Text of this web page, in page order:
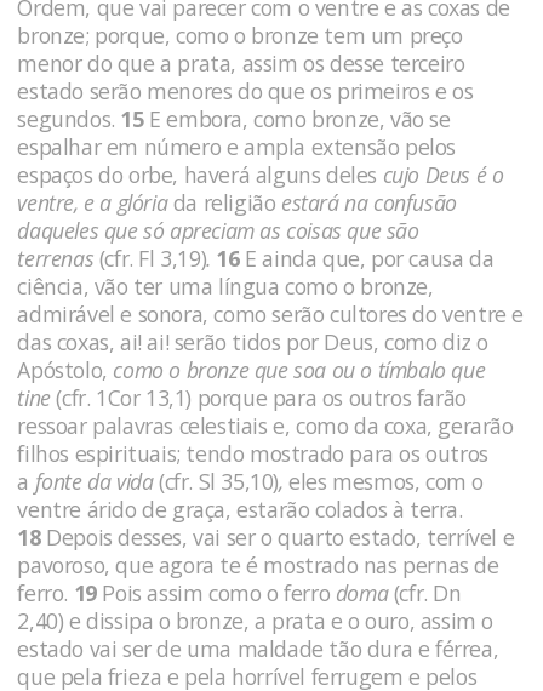
Ordem, que vai parecer com o ventre e as coxas de
bronze; porque, como o bronze tem um preço
menor do que a prata, assim os desse terceiro
estado serão menores do que os primeiros e os
segundos. 15E embora, como bronze, vão se
espalhar em número e ampla extensão pelos
espaços do orbe, haverá alguns deles cujo Deus é o
ventre, e a glóriada religião estará na confusão
daqueles que só apreciam as coisas que são
terrenas (cfr. Fl 3,19). 16E ainda que, por causa da
ciência, vão ter uma língua como o bronze,
admirável e sonora, como serão cultores do ventre e
das coxas, ai! ai! serão tidos por Deus, como diz o
Apóstolo, como o bronze que soa ou o tímbalo que
tine(cfr. 1Cor 13,1) porque para os outros farão
ressoar palavras celestiais e, como da coxa, gerarão
filhos espirituais; tendo mostrado para os outros
a fonte da vida(cfr. Sl 35,10),eles mesmos, com o
ventre árido de graça, estarão colados à terra.
18Depois desses, vai ser o quarto estado, terrível e
pavoroso, que agora te é mostrado nas pernas de
ferro. 19Pois assim como o ferro doma(cfr. Dn
2,40) e dissipa o bronze, a prata e o ouro, assim o
estado vai ser de uma maldade tão dura e férrea,
que pela frieza e pela horrível ferrugem e pelos